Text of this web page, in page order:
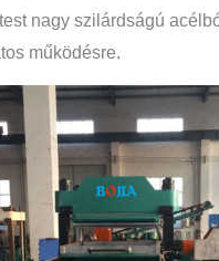
nagy szilárdságú
működésre.